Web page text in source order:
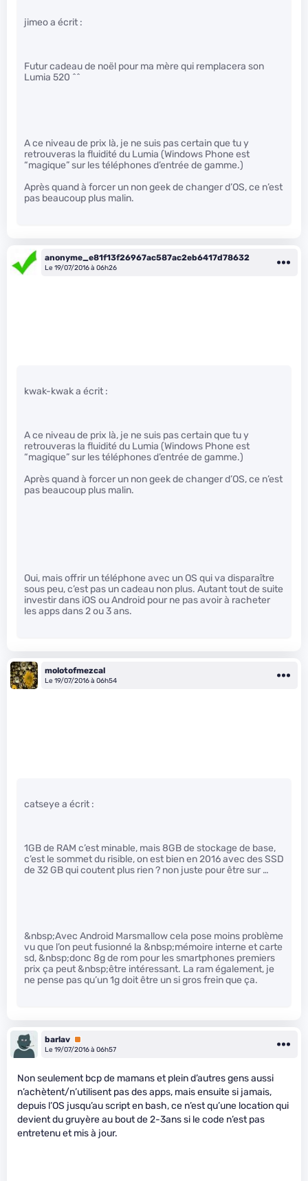
jimeo a écrit :
Futur cadeau de noël pour ma mère qui remplacera son
Lumia 520 ^^
A ce niveau de prix là, je ne suis pas certain que tu y
retrouveras la fluidité du Lumia (Windows Phone est
“magique” sur les téléphones d’entrée de gamme.)
Après quand à forcer un non geek de changer d’OS, ce n’est
pas beaucoup plus malin.
anonyme_e81f13f26967ac587ac2eb6417d78632
Le 19/07/2016 à 06h26
kwak-kwak a écrit :
A ce niveau de prix là, je ne suis pas certain que tu y
retrouveras la fluidité du Lumia (Windows Phone est
“magique” sur les téléphones d’entrée de gamme.)
Après quand à forcer un non geek de changer d’OS, ce n’est
pas beaucoup plus malin.
Oui, mais offrir un téléphone avec un OS qui va disparaître
sous peu, c’est pas un cadeau non plus. Autant tout de suite
investir dans iOS ou Android pour ne pas avoir à racheter
les apps dans 2 ou 3 ans.
molotofmezcal
Le 19/07/2016 à 06h54
catseye a écrit :
1GB de RAM c’est minable, mais 8GB de stockage de base,
c’est le sommet du risible, on est bien en 2016 avec des SSD
de 32 GB qui coutent plus rien ? non juste pour être sur …
&nbsp;Avec Android Marsmallow cela pose moins problème
vu que l’on peut fusionné la &nbsp;mémoire interne et carte
sd, &nbsp;donc 8g de rom pour les smartphones premiers
prix ça peut &nbsp;être intéressant. La ram également, je
ne pense pas qu’un 1g doit être un si gros frein que ça.
barlav Premium
Le 19/07/2016 à 06h57
Non seulement bcp de mamans et plein d’autres gens aussi
n’achètent/n’utilisent pas des apps, mais ensuite si jamais,
depuis l’OS jusqu’au script en bash, ce n’est qu’une location qui
devient du gruyère au bout de 2-3ans si le code n’est pas
entretenu et mis à jour.